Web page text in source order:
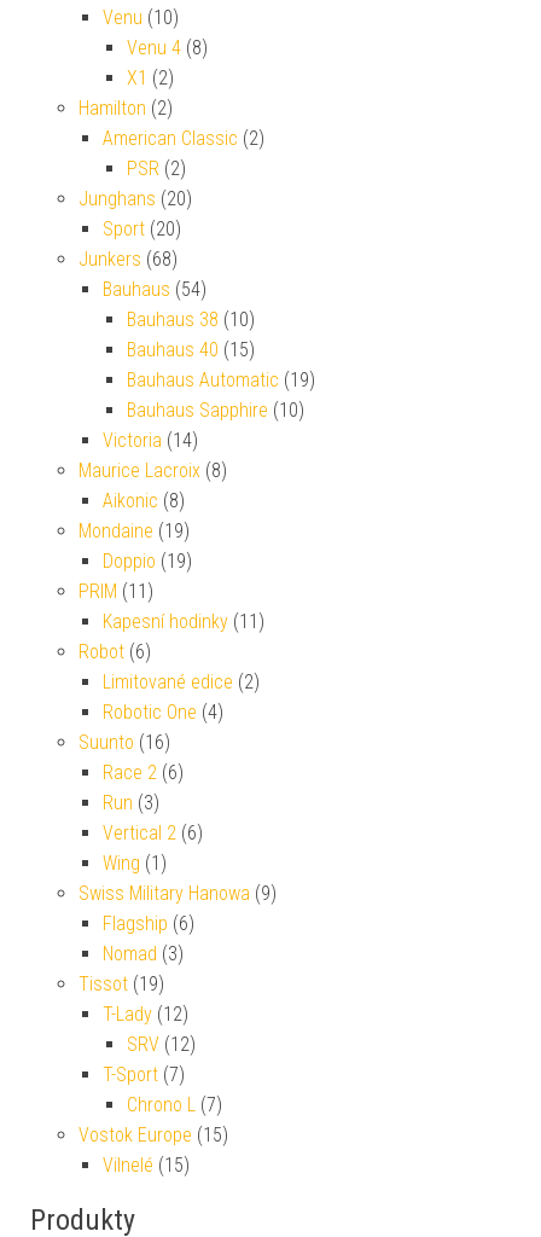
Venu (10)
Venu 4 (8)
X1 (2)
Hamilton (2)
American Classic (2)
PSR (2)
Junghans (20)
Sport (20)
Junkers (68)
Bauhaus (54)
Bauhaus 38 (10)
Bauhaus 40 (15)
Bauhaus Automatic (19)
Bauhaus Sapphire (10)
Victoria (14)
Maurice Lacroix (8)
Aikonic (8)
Mondaine (19)
Doppio (19)
PRIM (11)
Kapesní hodinky (11)
Robot (6)
Limitované edice (2)
Robotic One (4)
Suunto (16)
Race 2 (6)
Run (3)
Vertical 2 (6)
Wing (1)
Swiss Military Hanowa (9)
Flagship (6)
Nomad (3)
Tissot (19)
T-Lady (12)
SRV (12)
T-Sport (7)
Chrono L (7)
Vostok Europe (15)
Vilnelé (15)
Produkty